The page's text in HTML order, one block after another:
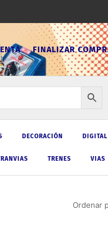
FINALIZAR
DECORACIÓN DIGITAL
TRENES VIAS